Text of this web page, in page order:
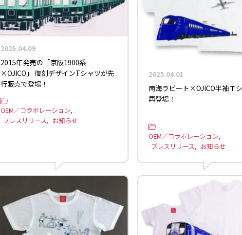
2025.04.09
2015年発売の「京阪1900系
×OJICO」 復刻デザインTシャツが先
行販売で登場！
OEM／コラボレーション
プレスリリース
お知らせ
2025.04.01
南海ラピート×OJICO半袖Ｔ
再登場！
OEM／コラボレーション
プレスリリース
お知らせ